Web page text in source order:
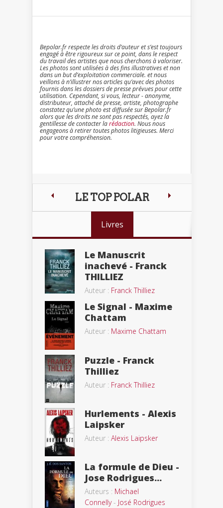
Bepolar.fr respecte les droits d’auteur et s’est toujours
engagé à être rigoureux sur ce point, dans le respect
du travail des artistes que nous cherchons à valoriser.
Les photos sont utilisées à des fins illustratives et non
dans un but d’exploitation commerciale. et nous
veillons à n’illustrer nos articles qu’avec des photos
fournis dans les dossiers de presse prévues pour cette
utilisation. Cependant, si vous, lecteur - anonyme,
distributeur, attaché de presse, artiste, photographe
constatez qu’une photo est diffusée sur Bepolar.fr
alors que les droits ne sont pas respectés, ayez la
gentillesse de contacter larédaction. Nous nous
engageons à retirer toutes photos litigieuses. Merci
pour votre compréhension.
LE TOP POLAR
Livres
Le Manuscrit
inachevé - Franck
THILLIEZ
Auteur : Franck Thilliez
Le Signal - Maxime
Chattam
Auteur : Maxime Chattam
Puzzle - Franck
Thilliez
Auteur : Franck Thilliez
Hurlements - Alexis
Laipsker
Auteur : Alexis Laipsker
La formule de Dieu -
Jose Rodrigues...
Auteurs : Michael
Connelly- José Rodrigues